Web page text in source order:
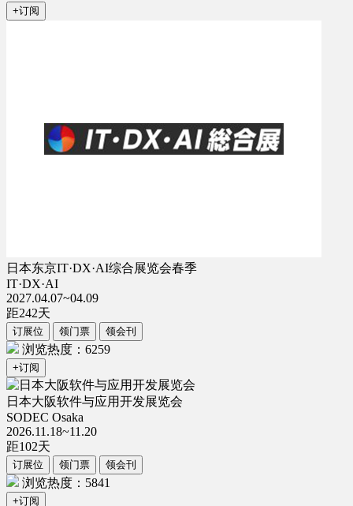
+订阅
日本东京IT·DX·AI综合展览会春季
IT·DX·AI
2027.04.07~04.09
距242天
订展位 领门票 领会刊
浏览热度：6259
+订阅
日本大阪软件与应用开发展览会
SODEC Osaka
2026.11.18~11.20
距102天
订展位 领门票 领会刊
浏览热度：5841
+订阅